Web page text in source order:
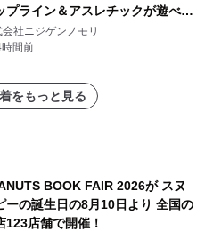
プライン＆アスレチックが遊べる
今年が最後！ 「ラスト！ドキがム
ネ～大作戦！」始動
会社ニジゲンノモリ
間前
をもっと見る
BOOK FAIR 2026が スヌ
ーの誕生日の8月10日より 全国の
123店舗で開催！